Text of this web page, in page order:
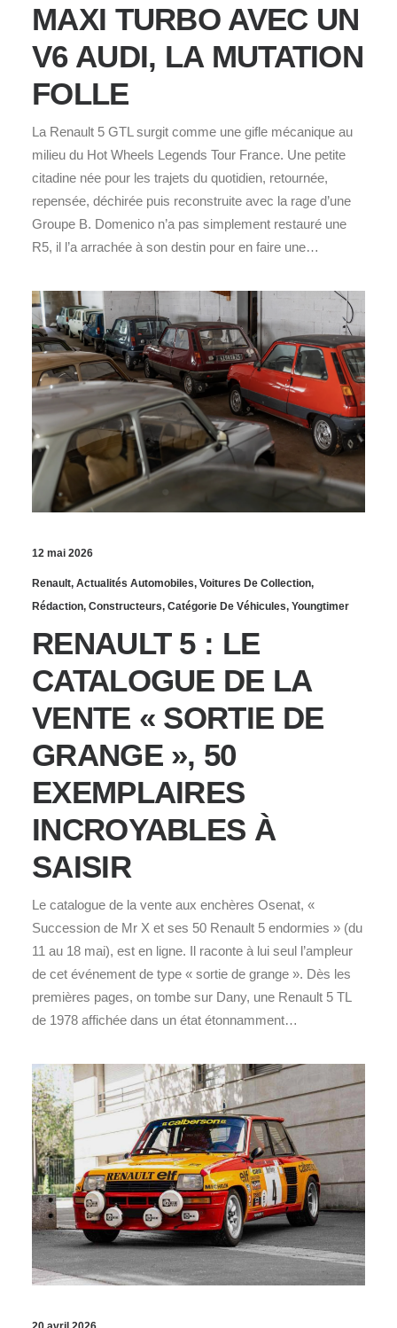
MAXI TURBO AVEC UN
V6 AUDI, LA MUTATION
FOLLE
La Renault 5 GTL surgit comme une gifle mécanique au
milieu du Hot Wheels Legends Tour France. Une petite
citadine née pour les trajets du quotidien, retournée,
repensée, déchirée puis reconstruite avec la rage d’une
Groupe B. Domenico n’a pas simplement restauré une
R5, il l’a arrachée à son destin pour en faire une…
12 mai 2026
Renault, Actualités Automobiles, Voitures De Collection,
Rédaction, Constructeurs, Catégorie De Véhicules, Youngtimer
RENAULT 5 : LE
CATALOGUE DE LA
VENTE « SORTIE DE
GRANGE », 50
EXEMPLAIRES
INCROYABLES À
SAISIR
Le catalogue de la vente aux enchères Osenat, «
Succession de Mr X et ses 50 Renault 5 endormies » (du
11 au 18 mai), est en ligne. Il raconte à lui seul l’ampleur
de cet événement de type « sortie de grange ». Dès les
premières pages, on tombe sur Dany, une Renault 5 TL
de 1978 affichée dans un état étonnamment…